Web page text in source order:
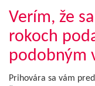
Verím, že
rokoch
podobným
Prihovára sa vám